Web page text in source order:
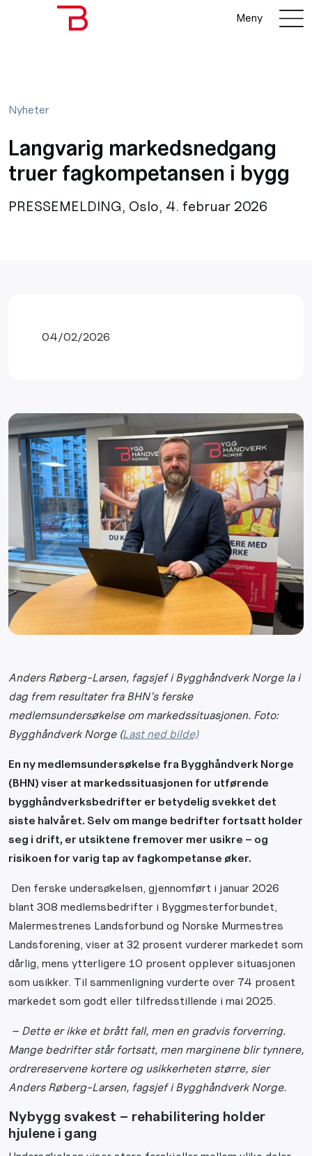
Meny
Nyheter
Langvarig markedsnedgang
truer fagkompetansen i bygg
PRESSEMELDING, Oslo, 4. februar 2026
Anders Røberg-Larsen, fagsjef i Bygghåndverk Norge la i
dag frem resultater fra BHN’s ferske
medlemsundersøkelse om markedssituasjonen. Foto:
Bygghåndverk Norge (Last ned bilde)
En ny medlemsundersøkelse fra Bygghåndverk Norge
(BHN) viser at markedssituasjonen for utførende
bygghåndverksbedrifter er betydelig svekket det
siste halvåret. Selv om mange bedrifter fortsatt holder
seg i drift, er utsiktene fremover mer usikre – og
risikoen for varig tap av fagkompetanse øker.
Den ferske undersøkelsen, gjennomført i januar 2026
blant 308 medlemsbedrifter i Byggmesterforbundet,
Malermestrenes Landsforbund og Norske Murmestres
Landsforening, viser at 32 prosent vurderer markedet som
dårlig, mens ytterligere 10 prosent opplever situasjonen
som usikker. Til sammenligning vurderte over 74 prosent
markedet som godt eller tilfredsstillende i mai 2025.
– Dette er ikke et brått fall, men en gradvis forverring.
Mange bedrifter står fortsatt, men marginene blir tynnere,
ordrereservene kortere og usikkerheten større, sier
Anders Røberg-Larsen, fagsjef i Bygghåndverk Norge.
Nybygg svakest – rehabilitering holder
hjulene i gang
04/02/2026